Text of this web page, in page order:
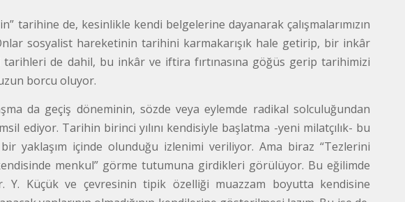
tarihine de, kesinlikle kendi belgelerine dayanarak çalışmalarımızın
sosyalist hareketinin tarihini karmakarışık hale getirip, bir inkâr
tarihleri de dahil, bu inkâr ve iftira fırtınasına göğüs gerip tarihimizi
borcu oluyor.
da geçiş döneminin, sözde veya eylemde radikal solculuğundan
ediyor. Tarihin birinci yılını kendisiyle başlatma -yeni milatçılık- bu
yaklaşım içinde olunduğu izlenimi veriliyor. Ama biraz “Tezlerini
menkul” görme tutumuna girdikleri görülüyor. Bu eğilimde
Y. Küçük ve çevresinin tipik özelliği muazzam boyutta kendisine